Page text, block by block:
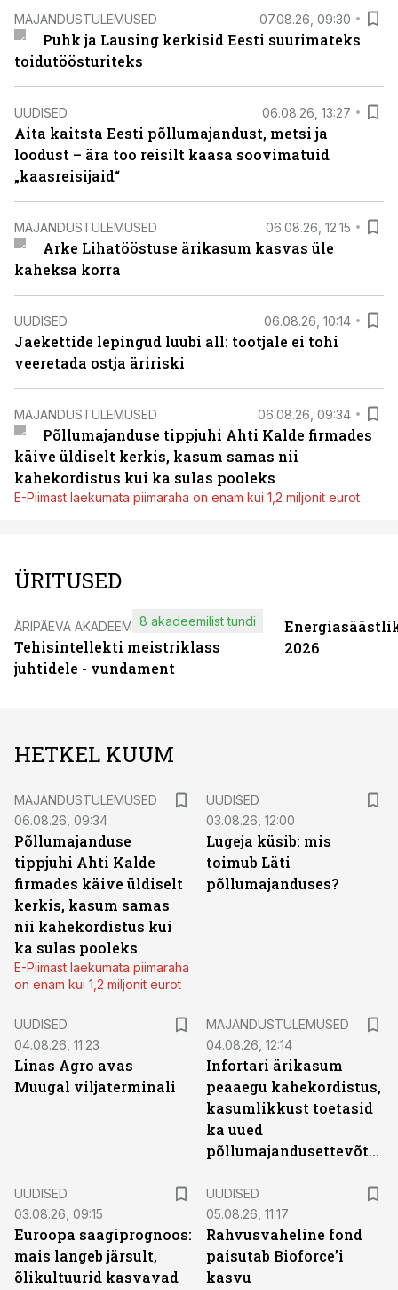
MAJANDUSTULEMUSED 07.08.26, 09:30
Puhk ja Lausing kerkisid Eesti suurimateks
toidutöösturiteks
UUDISED 06.08.26, 13:27
Aita kaitsta Eesti põllumajandust, metsi ja
loodust – ära too reisilt kaasa soovimatuid
„kaasreisijaid“
MAJANDUSTULEMUSED 06.08.26, 12:15
Arke Lihatööstuse ärikasum kasvas üle
kaheksa korra
UUDISED 06.08.26, 10:14
Jaekettide lepingud luubi all: tootjale ei tohi
veeretada ostja äririski
MAJANDUSTULEMUSED 06.08.26, 09:34
Põllumajanduse tippjuhi Ahti Kalde firmades
käive üldiselt kerkis, kasum samas nii
kahekordistus kui ka sulas pooleks
E-Piimast laekumata piimaraha on enam kui 1,2 miljonit eurot
ÜRITUSED
ÄRIPÄEVA AKADEEMIA
Tehisintellekti meistriklass
juhtidele - vundament
8 akadeemilist tundi
2026
HETKEL KUUM
MAJANDUSTULEMUSED
06.08.26, 09:34
Põllumajanduse
tippjuhi Ahti Kalde
firmades käive üldiselt
kerkis, kasum samas
nii kahekordistus kui
ka sulas pooleks
E-Piimast laekumata piimaraha
on enam kui 1,2 miljonit eurot
UUDISED
03.08.26, 12:00
Lugeja küsib: mis
toimub Läti
põllumajanduses?
UUDISED
04.08.26, 11:23
Linas Agro avas
Muugal viljaterminali
MAJANDUSTULEMUSED
04.08.26, 12:14
Infortari ärikasum
peaaegu kahekordistus,
kasumlikkust toetasid
ka uued
põllumajandusettevõtted
UUDISED
03.08.26, 09:15
Euroopa saagiprognoos:
mais langeb järsult,
õlikultuurid kasvavad
UUDISED
05.08.26, 11:17
Rahvusvaheline fond
paisutab Bioforce’i
kasvu